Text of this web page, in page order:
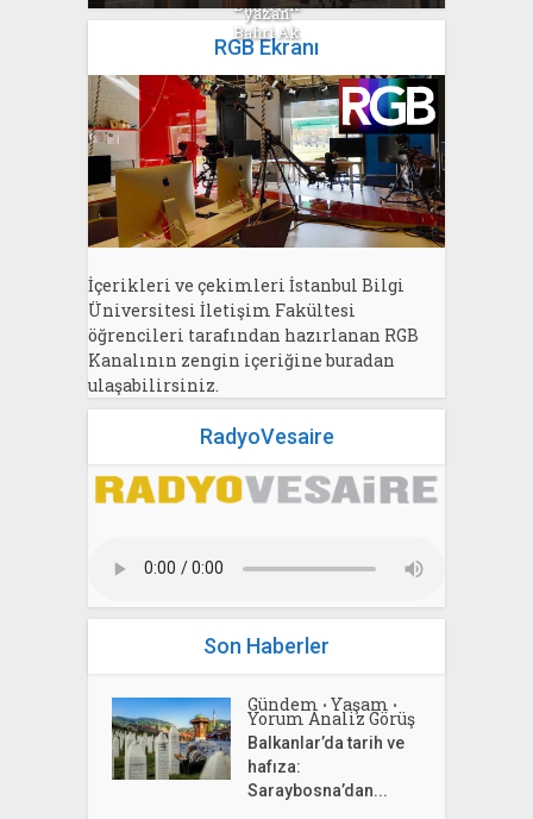
Bahri Ak
yazan
Bahri Ak
RGB Ekranı
İçerikleri ve çekimleri İstanbul Bilgi
Üniversitesi İletişim Fakültesi
öğrencileri tarafından hazırlanan RGB
Kanalının zengin içeriğine buradan
ulaşabilirsiniz.
RadyoVesaire
Son Haberler
Gündem • Yaşam •
Yorum Analiz Görüş
Balkanlar’da tarih ve
hafıza:
Saraybosna’dan...